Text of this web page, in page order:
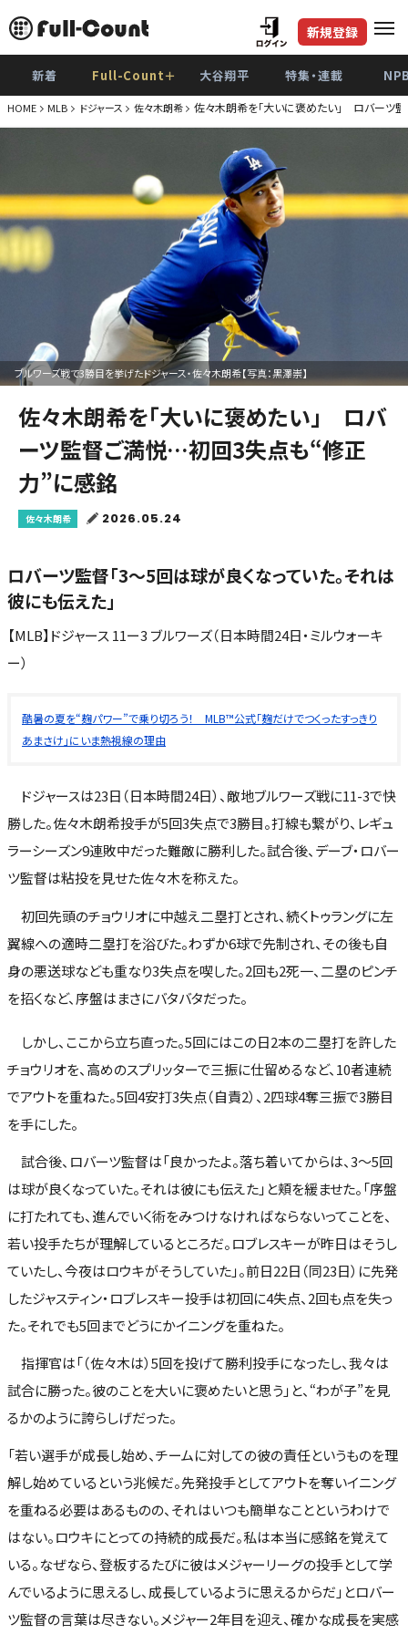
新規登録
新着 Full-Count＋ 大谷翔平 特集・連載
HOME MLB ドジャース 佐々木朗希 佐々木朗希を「大いに褒めたい」 ロバーツ
ブルワーズ戦で3勝目を挙げたドジャース・佐々木朗希【写真：黒澤崇】
佐々木朗希を「大いに褒めたい」 ロバ
ーツ監督ご満悦…初回3失点も“修正
力”に感銘
佐々木朗希 2026.05.24
ロバーツ監督「3～5回は球が良くなっていた。それは
彼にも伝えた」
【MLB】ドジャース 11ー3 ブルワーズ（日本時間24日・ミルウォーキ
ー）
酷暑の夏を“麹パワー”で乗り切ろう！ MLB™公式「麹だけでつくったすっきり
あまさけ」にいま熱視線の理由
ドジャースは23日（日本時間24日）、敵地ブルワーズ戦に11-3で快
勝した。佐々木朗希投手が5回3失点で3勝目。打線も繋がり、レギュ
ラーシーズン9連敗中だった難敵に勝利した。試合後、デーブ・ロバー
ツ監督は粘投を見せた佐々木を称えた。
初回先頭のチョウリオに中越え二塁打とされ、続くトゥラングに左
翼線への適時二塁打を浴びた。わずか6球で先制され、その後も自
身の悪送球なども重なり3失点を喫した。2回も2死一、二塁のピンチ
を招くなど、序盤はまさにバタバタだった。
しかし、ここから立ち直った。5回にはこの日2本の二塁打を許した
チョウリオを、高めのスプリッターで三振に仕留めるなど、10者連続
でアウトを重ねた。5回4安打3失点（自責2）、2四球4奪三振で3勝目
を手にした。
試合後、ロバーツ監督は「良かったよ。落ち着いてからは、3～5回
は球が良くなっていた。それは彼にも伝えた」と頬を緩ませた。「序盤
に打たれても、進んでいく術をみつけなければならないってことを、
若い投手たちが理解しているところだ。ロブレスキーが昨日はそうし
ていたし、今夜はロウキがそうしていた」。前日22日（同23日）に先発
したジャスティン・ロブレスキー投手は初回に4失点、2回も点を失っ
た。それでも5回までどうにかイニングを重ねた。
指揮官は「（佐々木は）5回を投げて勝利投手になったし、我々は
試合に勝った。彼のことを大いに褒めたいと思う」と、“わが子”を見
るかのように誇らしげだった。
「若い選手が成長し始め、チームに対しての彼の責任というものを理
解し始めているという兆候だ。先発投手としてアウトを奪いイニング
を重ねる必要はあるものの、それはいつも簡単なことというわけで
はない。ロウキにとっての持続的成長だ。私は本当に感銘を覚えて
いる。なぜなら、登板するたびに彼はメジャーリーグの投手として学
んでいるように思えるし、成長しているように思えるからだ」とロバー
ツ監督の言葉は尽きない。メジャー2年目を迎え、確かな成長を実感